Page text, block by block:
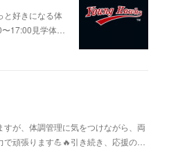
と好きになる体
17:00見学体…
が、体調管理に気をつけながら、両
頑張ります💪🔥引き続き、応援の…